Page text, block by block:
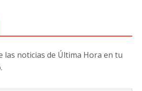
las noticias de Última Hora en tu